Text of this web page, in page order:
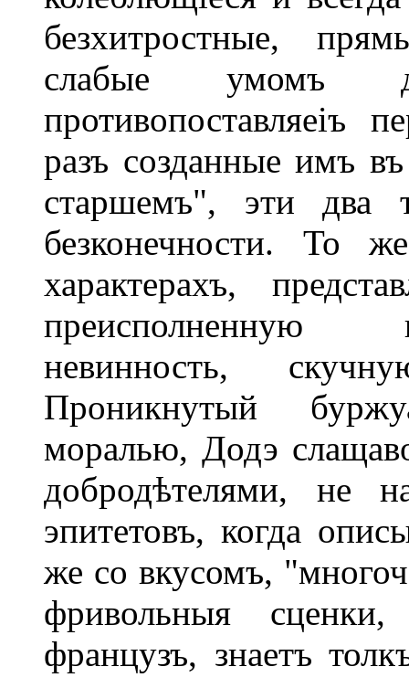
безхитростные,
слабые умомъ
противопоставляеіъ
разъ созданные имъ
старшемъ", эти два
безконечности. То
характерахъ,
преисполненную
невинность,
Проникнутый
моралью, Додэ
добродѣтелями, не
эпитетовъ, когда
же со вкусомъ,
фривольныя
французъ, знаетъ